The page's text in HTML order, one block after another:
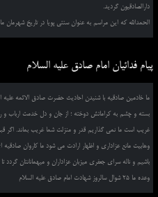
دارالصادقیون گردید.
الحمدالله که این مراسم به عنوان سنتی پویا در تاریخ شهرمان
پیام فدائیان امام صادق علیه السلام
ما خادمین صادقیه با شنیدن احادیث حضرت صادق الائمه
بسته و چشم به کراماتش دوخته ؛ از جان و دل خدمت ارباب
غریب است ما نمی گذاریم قدر و منزلت شما غریب بماند. اگر
وهابیت مانع عزاداری و اظهار ارادت می شود ما کاروان
باشیم و ناله سرای جعفری میزبان عزاداران و میهمانانتان
وعده ما 25 شوال سالروز شهادت امام صادق علیه السلام